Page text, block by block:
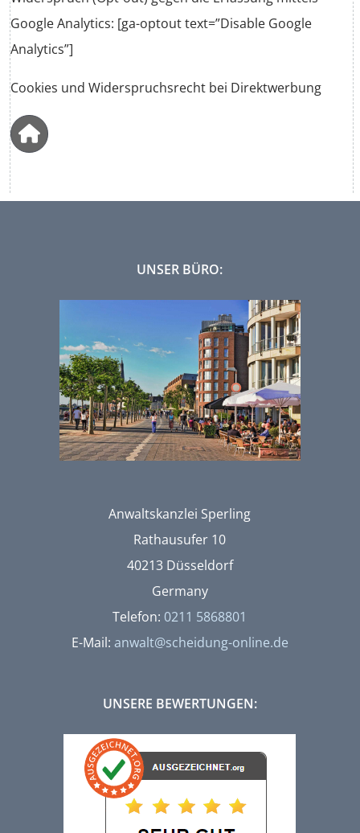
Google Analytics: [ga-optout text=”Disable Google
Analytics”]
Cookies und Widerspruchsrecht bei Direktwerbung
UNSER BÜRO:
Anwaltskanzlei Sperling
Rathausufer 10
40213 Düsseldorf
Germany
Telefon: 0211 5868801
E-Mail: anwalt@scheidung-online.de
UNSERE BEWERTUNGEN: